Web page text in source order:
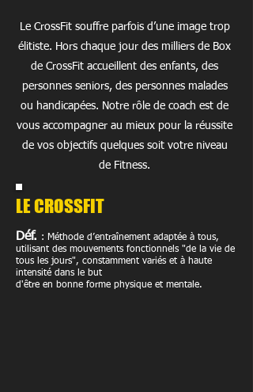
Le CrossFit souffre parfois d’une image trop
élitiste. Hors chaque jour des milliers de Box
de CrossFit accueillent des enfants, des
personnes seniors, des personnes malades
ou handicapées. Notre rôle de coach est de
vous accompagner au mieux pour la réussite
de vos objectifs quelques soit votre niveau
de Fitness.
LE CROSSFIT
Déf. : Méthode d’entraînement adaptée à tous,
utilisant des mouvements fonctionnels "de la vie de
tous les jours", constamment variés et à haute
intensité dans le but
d'être en bonne forme physique et mentale.